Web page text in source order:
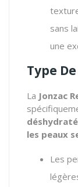
sans
une
Type
La Jonzac
les peaux
Les